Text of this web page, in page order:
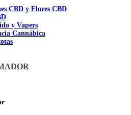
CBD y Flores CBD
y Vapers
Cannábica